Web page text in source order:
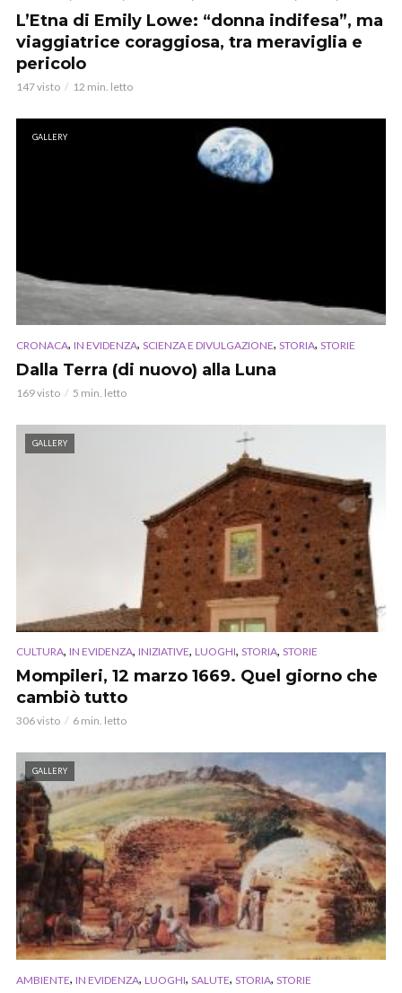
L’Etna di Emily Lowe: “donna indifesa”, ma
viaggiatrice coraggiosa, tra meraviglia e
pericolo
147 visto 12 min. letto
GALLERY
CRONACA, IN EVIDENZA, SCIENZA E DIVULGAZIONE, STORIA, STORIE
Dalla Terra (di nuovo) alla Luna
169 visto 5 min. letto
GALLERY
CULTURA, IN EVIDENZA, INIZIATIVE, LUOGHI, STORIA, STORIE
Mompileri, 12 marzo 1669. Quel giorno che
cambiò tutto
306 visto 6 min. letto
GALLERY
AMBIENTE, IN EVIDENZA, LUOGHI, SALUTE, STORIA, STORIE